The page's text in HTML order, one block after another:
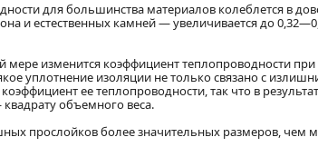
для большинства материалов колеблется в
и естественных камней — увеличивается до
изменится коэффициент теплопроводности
уплотнение изоляции не только связано с
ее теплопроводности, так что в
объемного веса.
прослойков более значительных размеров, чем